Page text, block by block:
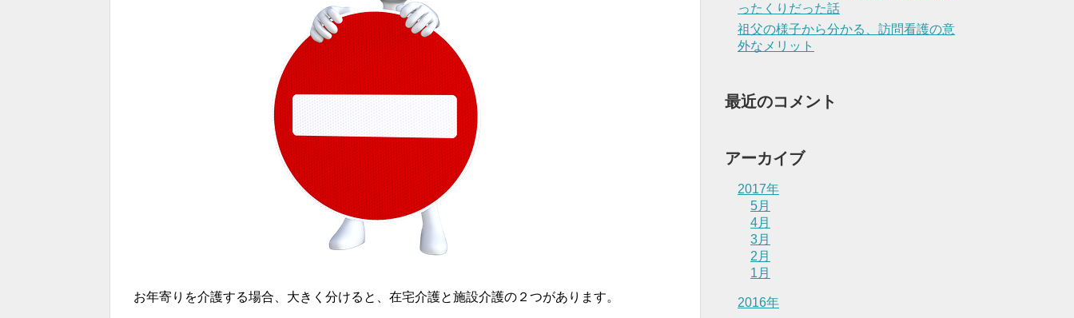
お年寄りを介護する場合、大きく分けると、在宅介護と施設介護の２つがあります。
ったくりだった話
祖父の様子から分かる、訪問看護の意
外なメリット
最近のコメント
アーカイブ
2017年
5月
4月
3月
2月
1月
2016年